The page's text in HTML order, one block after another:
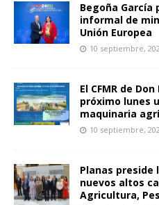
Begoña
informal de
Unión Europea
10 septiembre,
El CFMR de
próximo lunes
maquinaria
10 septiembre,
Planas preside
nuevos altos
Agricultura,